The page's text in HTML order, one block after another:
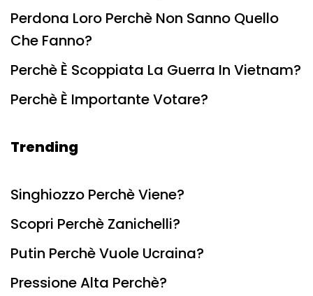
Perdona Loro Perchè Non Sanno Quello
Che Fanno?
Perchè È Scoppiata La Guerra In Vietnam?
Perchè È Importante Votare?
Trending
Singhiozzo Perchè Viene?
Scopri Perchè Zanichelli?
Putin Perchè Vuole Ucraina?
Pressione Alta Perchè?